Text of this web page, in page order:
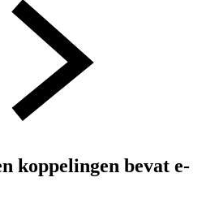
koppelingen bevat e-